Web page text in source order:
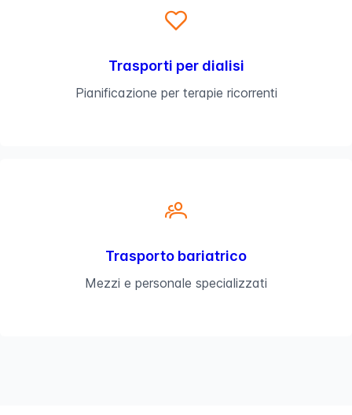
Trasporti per dialisi
Pianificazione per terapie ricorrenti
Trasporto bariatrico
Mezzi e personale specializzati